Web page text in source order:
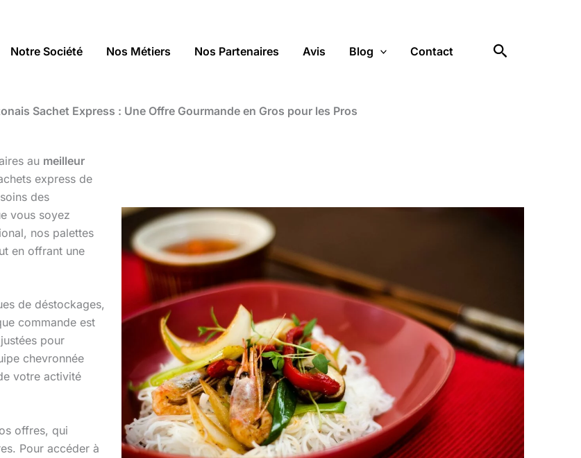
Notre Société Nos Métiers Nos Partenaires Avis Blog Contact Rechercher
Sachet Express : Une Offre Gourmande en Gros pour les Pros
au meilleur
express de
des
vous soyez
nos palettes
en offrant une
de déstockages,
commande est
pour
chevronnée
votre activité
offres, qui
Pour accéder à